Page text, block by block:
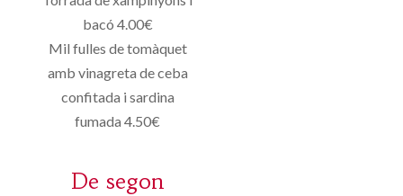
bacó 4.00€
Mil fulles de tomàquet
amb vinagreta de ceba
confitada i sardina
fumada 4.50€
De segon